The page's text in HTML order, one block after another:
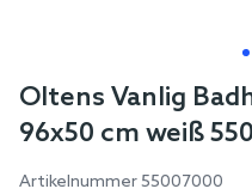
Skip
to
beginning
Oltens Vanlig
96x50 cm weiß
Artikelnummer55007000